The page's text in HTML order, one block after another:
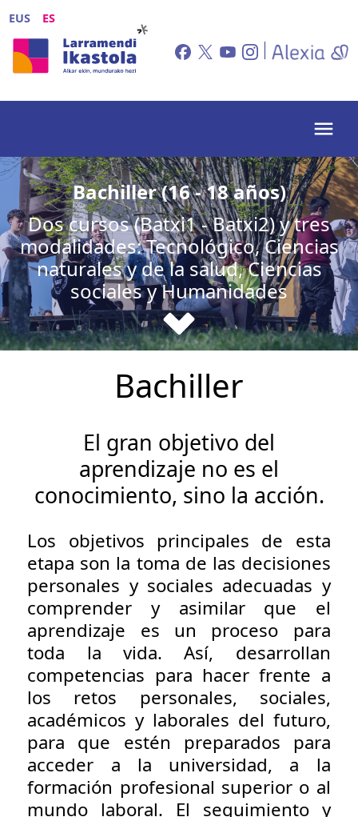
EUS ES
Bachiller (16 - 18 años)
Dos cursos (Batxi1 - Batxi2) y tres
modalidades: Tecnológico, Ciencias
naturales y de la salud, Ciencias
sociales y Humanidades
Bachiller
El gran objetivo del
aprendizaje no es el
conocimiento, sino la acción.
Los objetivos principales de esta
etapa son la toma de las decisiones
personales y sociales adecuadas y
comprender y asimilar que el
aprendizaje es un proceso para
toda la vida. Así, desarrollan
competencias para hacer frente a
los retos personales, sociales,
académicos y laborales del futuro,
para que estén preparados para
acceder a la universidad, a la
formación profesional superior o al
mundo laboral. El seguimiento y